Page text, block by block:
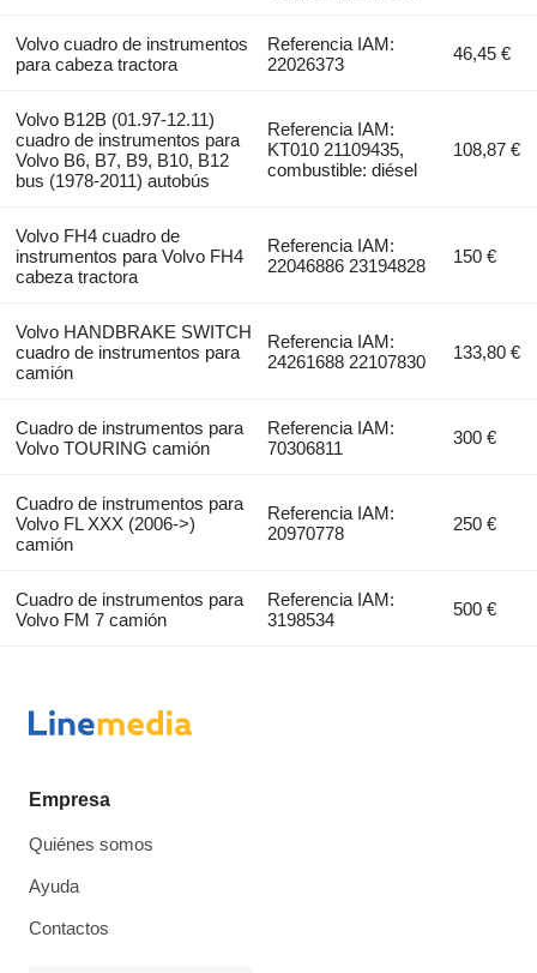
Volvo cuadro de instrumentos
para cabeza tractora
Referencia IAM:
22026373
46,45 €
Volvo B12B (01.97-12.11)
cuadro de instrumentos para
Volvo B6, B7, B9, B10, B12
bus (1978-2011) autobús
Referencia IAM:
KT010 21109435,
combustible: diésel
108,87 €
Volvo FH4 cuadro de
instrumentos para Volvo FH4
cabeza tractora
Referencia IAM:
22046886 23194828
150 €
Volvo HANDBRAKE SWITCH
cuadro de instrumentos para
camión
Referencia IAM:
24261688 22107830
133,80 €
Cuadro de instrumentos para
Volvo TOURING camión
Referencia IAM:
70306811
300 €
Cuadro de instrumentos para
Volvo FL XXX (2006->)
camión
Referencia IAM:
20970778
250 €
Cuadro de instrumentos para
Volvo FM 7 camión
Referencia IAM:
3198534
500 €
Empresa
Quiénes somos
Ayuda
Contactos